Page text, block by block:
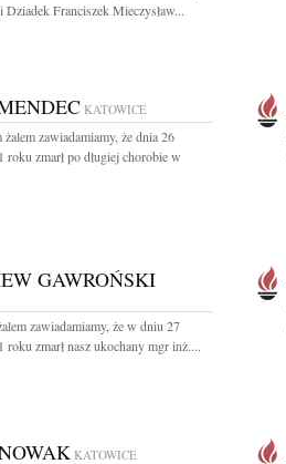
Franciszek Mieczysław...
KATOWICE
zawiadamiamy, że dnia 26
roku zmarł po długiej chorobie w
GAWROŃSKI
zawiadamiamy, że w dniu 27
roku zmarł nasz ukochany mgr inż....
KATOWICE